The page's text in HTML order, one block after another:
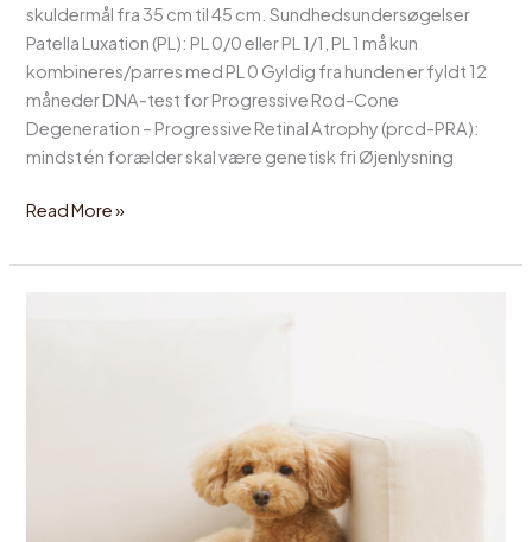
skuldermål fra 35 cm til 45 cm. Sundhedsundersøgelser
Patella Luxation (PL): PL 0/0 eller PL 1/1, PL 1 må kun
kombineres/parres med PL 0 Gyldig fra hunden er fyldt 12
måneder DNA-test for Progressive Rod-Cone
Degeneration – Progressive Retinal Atrophy (prcd-PRA):
mindst én forælder skal være genetisk fri Øjenlysning
Read More »